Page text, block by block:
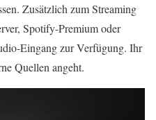
Zusätzlich zum Streaming
Spotify-Premium oder
Eingang zur Verfügung. Ihr
Quellen angeht.